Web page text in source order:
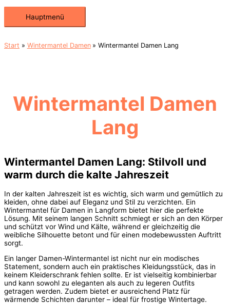
Hauptmenü
Start Wintermantel Damen Wintermantel Damen Lang
Wintermantel Damen
Lang
Wintermantel Damen Lang: Stilvoll und
warm durch die kalte Jahreszeit
In der kalten Jahreszeit ist es wichtig, sich warm und gemütlich zu
kleiden, ohne dabei auf Eleganz und Stil zu verzichten. Ein
Wintermantel für Damen in Langform bietet hier die perfekte
Lösung. Mit seinem langen Schnitt schmiegt er sich an den Körper
und schützt vor Wind und Kälte, während er gleichzeitig die
weibliche Silhouette betont und für einen modebewussten Auftritt
sorgt.
Ein langer Damen-Wintermantel ist nicht nur ein modisches
Statement, sondern auch ein praktisches Kleidungsstück, das in
keinem Kleiderschrank fehlen sollte. Er ist vielseitig kombinierbar
und kann sowohl zu eleganten als auch zu legeren Outfits
getragen werden. Zudem bietet er ausreichend Platz für
wärmende Schichten darunter – ideal für frostige Wintertage.